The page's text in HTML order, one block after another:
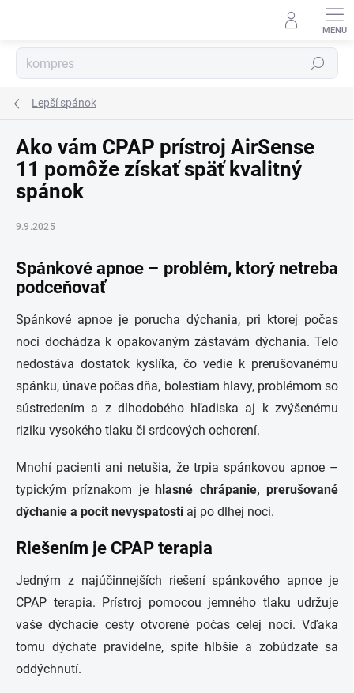
Hľadať
Lepší spánok
Ako vám CPAP prístroj AirSense
11 pomôže získať späť kvalitný
spánok
9.9.2025
Spánkové apnoe – problém, ktorý netreba
podceňovať
Spánkové apnoe je porucha dýchania, pri ktorej počas
noci dochádza k opakovaným zástavám dýchania. Telo
nedostáva dostatok kyslíka, čo vedie k prerušovanému
spánku, únave počas dňa, bolestiam hlavy, problémom so
sústredením a z dlhodobého hľadiska aj k zvýšenému
riziku vysokého tlaku či srdcových ochorení.
Mnohí pacienti ani netušia, že trpia spánkovou apnoe –
typickým príznakom jehlasné chrápanie, prerušované
dýchanie a pocit nevyspatosti aj po dlhej noci.
Riešením je CPAP terapia
Jedným z najúčinnejších riešení spánkového apnoe je
CPAP terapia. Prístroj pomocou jemného tlaku udržuje
vaše dýchacie cesty otvorené počas celej noci. Vďaka
tomu dýchate pravidelne, spíte hlbšie a zobúdzate sa
oddýchnutí.